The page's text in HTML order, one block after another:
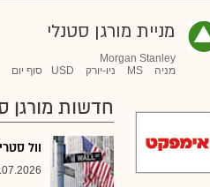
מניית מורגן סטנלי
Morgan Stanley
מניה
MS ניו-יורק USD סוף יום
חדשות מורגן
וול